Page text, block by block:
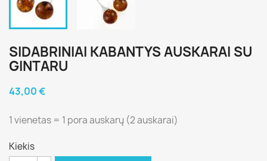
SIDABRINIAI KABANTYS AUSKARAI SU
GINTARU
43,00 €
1 vienetas = 1 pora auskarų (2 auskarai)
Kiekis